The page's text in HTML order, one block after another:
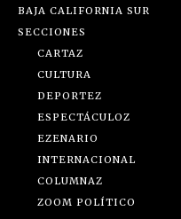
BAJA CALIFORNIA SUR
SECCIONES
CARTAZ
CULTURA
DEPORTEZ
ESPECTÁCULOZ
EZENARIO
INTERNACIONAL
COLUMNAZ
ZOOM POLÍTICO